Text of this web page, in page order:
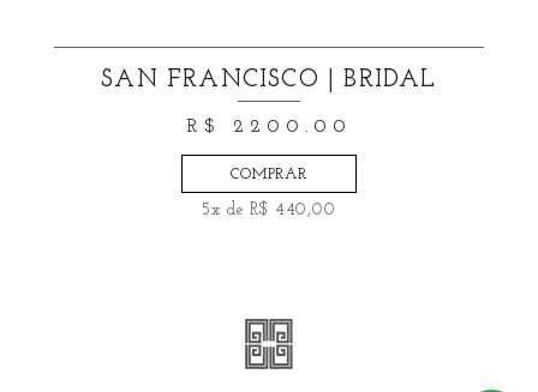
SAN FRANCISCO | BRIDAL
R$ 2200.00
COMPRAR
5x de R$ 440,00